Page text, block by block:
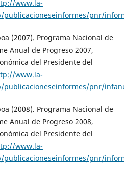
www.la-
publicacioneseinformes/pnr/
(2007). Programa Nacional de
Anual de Progreso 2007,
del Presidente del
www.la-
publicacioneseinformes/pnr/
(2008). Programa Nacional de
Anual de Progreso 2008,
del Presidente del
www.la-
publicacioneseinformes/pnr/